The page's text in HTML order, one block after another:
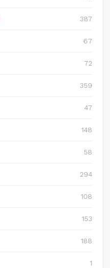
387
67
72
359
47
148
58
294
108
153
188
1